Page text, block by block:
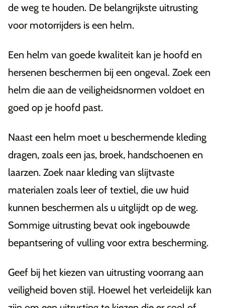
de weg te houden. De belangrijkste uitrusting
voor motorrijders is een helm.
Een helm van goede kwaliteit kan je hoofd en
hersenen beschermen bij een ongeval. Zoek een
helm die aan de veiligheidsnormen voldoet en
goed op je hoofd past.
Naast een helm moet u beschermende kleding
dragen, zoals een jas, broek, handschoenen en
laarzen. Zoek naar kleding van slijtvaste
materialen zoals leer of textiel, die uw huid
kunnen beschermen als u uitglijdt op de weg.
Sommige uitrusting bevat ook ingebouwde
bepantsering of vulling voor extra bescherming.
Geef bij het kiezen van uitrusting voorrang aan
veiligheid boven stijl. Hoewel het verleidelijk kan